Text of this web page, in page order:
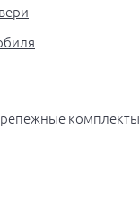
комплекты